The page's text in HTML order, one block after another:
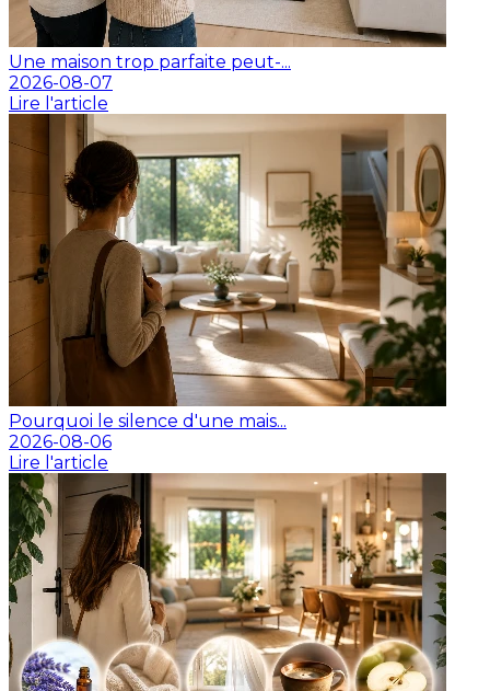
Une maison trop parfaite peut-...
2026-08-07
Lire l'article
Pourquoi le silence d'une mais...
2026-08-06
Lire l'article